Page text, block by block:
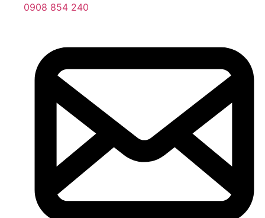
0908 854 240